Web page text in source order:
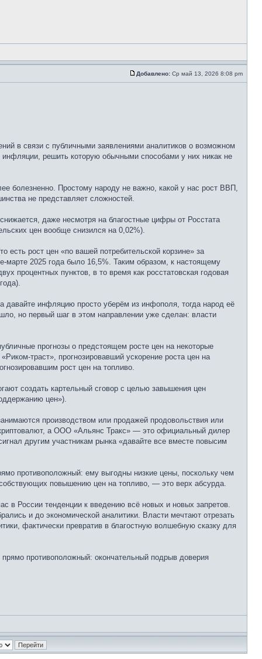
Добавлено: Ср май 13, 2026 8:08 pm
в связи с публичными заявлениями аналитиков о возможном
решить которую обычными способами у них никак не
болезненно. Простому народу не важно, какой у нас рост ВВП,
не представляет сложностей.
даже несмотря на благостные цифры от Росстата
цен вообще снизился на 0,02%).
рост цен «по вашей потребительской корзине» за
марте 2025 года было 16,5%. Таким образом, к настоящему
процентных пунктов, в то время как росстатовская годовая
давайте инфляцию просто уберём из инфополя, тогда народ её
но первый шаг в этом направлении уже сделан: власти
прогнозы о предстоящем росте цен на некоторые
траст», прогнозировавший ускорение роста цен на
рост цен на топливо.
создать картельный сговор с целью завышения цен
цен»).
производством или продажей продовольствия или
а ООО «Альянс Тракс» — это официальный дилер
другим участникам рынка «давайте все вместе повысим
противоположный: ему выгодны низкие цены, поскольку чем
повышению цен на топливо, — это верх абсурда.
в России тенденции к введению всё новых и новых запретов.
и до экономической аналитики. Власти мечтают отрезать
фактически превратив в благостную волшебную сказку для
противоположный: окончательный подрыв доверия